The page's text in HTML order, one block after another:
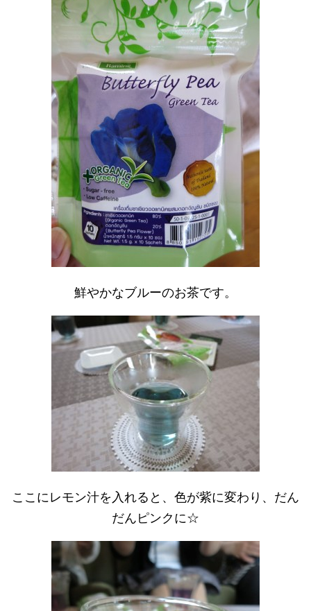
鮮やかなブルーのお茶です。
ここにレモン汁を入れると、色が紫に変わり、だん
だんピンクに☆